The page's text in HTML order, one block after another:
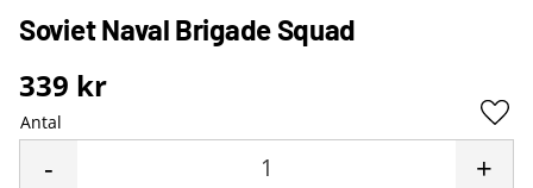
Soviet Naval Brigade Squad
339 kr
Antal
+
-